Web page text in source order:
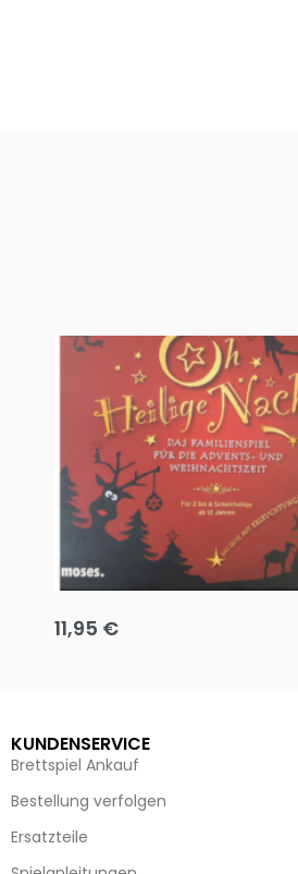
Oh, heilige Nacht!
11,95 €
KUNDENSERVICE
Brettspiel Ankauf
Bestellung verfolgen
Ersatzteile